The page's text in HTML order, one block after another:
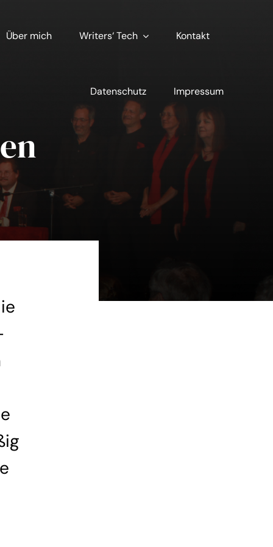
Über mich Writers‘ Tech Kontakt
Datenschutz Impressum